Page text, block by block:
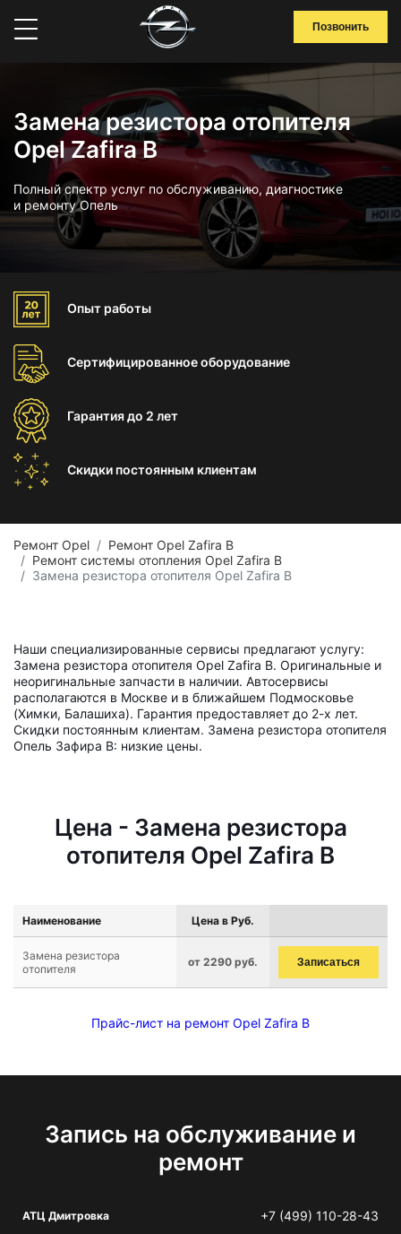
Позвонить
Замена резистора отопителя
Opel Zafira B
Полный спектр услуг по обслуживанию, диагностике
и ремонту Опель
Опыт работы
Сертифицированноеоборудование
Гарантиядо 2 лет
Скидки постоянным клиентам
Ремонт Opel
Ремонт Opel Zafira B
Ремонт системы отопления Opel Zafira B
Замена резистора отопителя Opel Zafira B
Наши специализированные сервисы предлагают услугу:
Замена резистора отопителя Opel Zafira B. Оригинальные и
неоригинальные запчасти в наличии. Автосервисы
располагаются в Москве и в ближайшем Подмосковье
(Химки, Балашиха). Гарантия предоставляет до 2-х лет.
Скидки постоянным клиентам. Замена резистора отопителя
Опель Зафира B: низкие цены.
Цена - Замена резистора
отопителя Opel Zafira B
Наименование Цена в Руб.
Замена резистора
отопителя
от 2290 руб. Записаться
Прайс-лист на ремонт Opel Zafira B
Запись на обслуживание и
ремонт
АТЦ Дмитровка +7 (499) 110-28-43